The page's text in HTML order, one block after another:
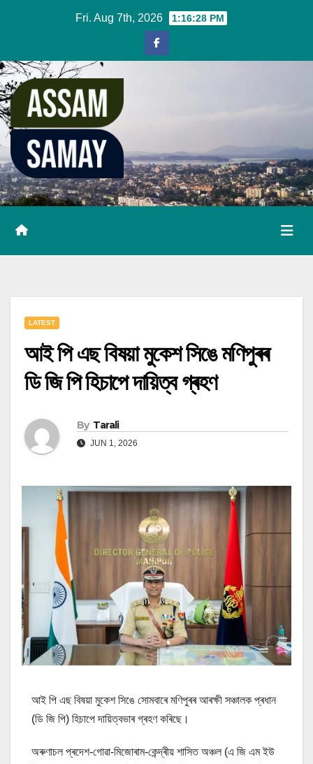
Fri. Aug 7th, 2026 1:16:29 PM
LATEST
আই পি এছ বিষয়া মুকেশ সিঙে মণিপুৰৰ
ডি জি পি হিচাপে দায়িত্ব গ্ৰহণ
By Tarali
JUN 1, 2026
আই পি এছ বিষয়া মুকেশ সিঙে সোমবাৰে মণিপুৰৰ আৰক্ষী সঞ্চালক প্ৰধান
(ডি জি পি) হিচাপে দায়িত্বভাৰ গ্ৰহণ কৰিছে।
অৰুণাচল প্ৰদেশ-গোৱা-মিজোৰাম-কেন্দ্ৰীয় শাসিত অঞ্চল (এ জি এম ইউ